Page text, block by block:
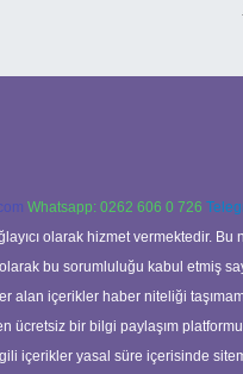
Whatsapp: 0262 606 0 726
olarak hizmet vermektedir.
bu sorumluluğu kabul etmiş
alan içerikler haber niteliği
bir bilgi paylaşım
içerikler yasal süre içerisinde